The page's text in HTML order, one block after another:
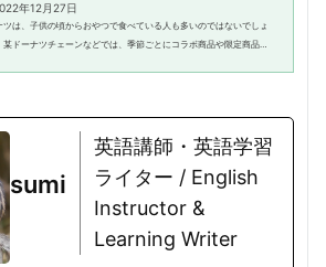
年12月27日
ツは、子供の頃からおやつで食べている人も多いのではないでしょ
某ドーナツチェーンなどでは、季節ごとにコラボ商品や限定商品が
sumi
英語講師・英語学習
ライター / English
Instructor &
Learning Writer